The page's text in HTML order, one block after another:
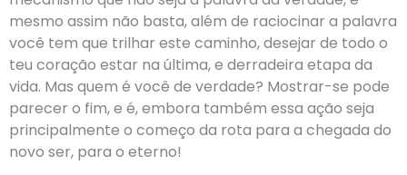
mesmo assim não basta, além de raciocinar a palavra
você tem que trilhar este caminho, desejar de todo o
teu coração estar na última, e derradeira etapa da
vida. Mas quem é você de verdade? Mostrar-se pode
parecer o fim, e é, embora também essa ação seja
principalmente o começo da rota para a chegada do
novo ser, para o eterno!